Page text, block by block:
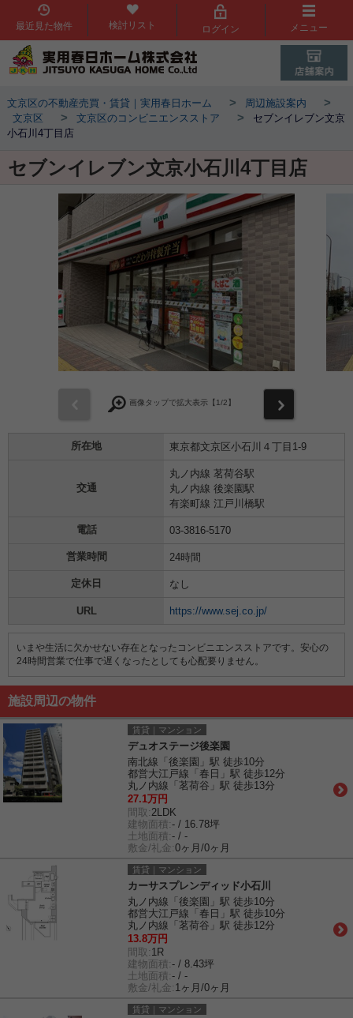
最近見た物件 検討リスト ログイン メニュー
文京区の不動産売買・賃貸｜実用春日ホーム > 周辺施設案内 >
文京区 > 文京区のコンビニエンスストア >
セブンイレブン文京
小石川4丁目店
セブンイレブン文京小石川4丁目店
画像タップで拡大表示【 1/2】
所在地 東京都文京区小石川４丁目1-9
交通
丸ノ内線 茗荷谷駅
丸ノ内線 後楽園駅
有楽町線 江戸川橋駅
電話 03-3816-5170
営業時間 24時間
定休日 なし
URL https://www.sej.co.jp/
いまや生活に欠かせない存在となったコンビニエンスストアです。安心の
24時間営業で仕事で遅くなったとしても心配要りません。
施設周辺の物件
賃貸｜マンション
デュオステージ後楽園
南北線「後楽園」駅 徒歩10分
都営大江戸線「春日」駅 徒歩12分
丸ノ内線「茗荷谷」駅 徒歩13分
27.1万円
間取: 2LDK
建物面積:- / 16.78坪
土地面積:- / -
敷金/礼金:0ヶ月/0ヶ月
賃貸｜マンション
カーサスプレンディッド小石川
丸ノ内線「後楽園」駅 徒歩10分
都営大江戸線「春日」駅 徒歩10分
丸ノ内線「茗荷谷」駅 徒歩12分
13.8万円
間取: 1R
建物面積:- / 8.43坪
土地面積:- / -
敷金/礼金: 1ヶ月/0ヶ月
賃貸｜マンション